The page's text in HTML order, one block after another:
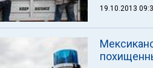
19.10.2013